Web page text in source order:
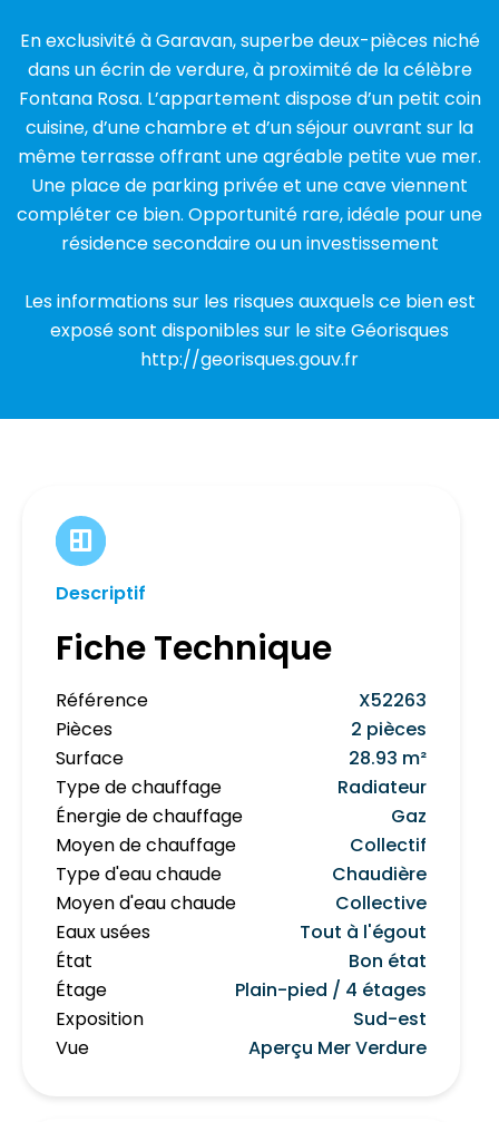
En exclusivité à Garavan, superbe deux-pièces niché
dans un écrin de verdure, à proximité de la célèbre
Fontana Rosa. L’appartement dispose d’un petit coin
cuisine, d’une chambre et d’un séjour ouvrant sur la
même terrasse offrant une agréable petite vue mer.
Une place de parking privée et une cave viennent
compléter ce bien. Opportunité rare, idéale pour une
résidence secondaire ou un investissement
Les informations sur les risques auxquels ce bien est
exposé sont disponibles sur le site Géorisques
http://georisques.gouv.fr
Descriptif
Fiche Technique
Référence
X52263
Pièces
2 pièces
Surface
28.93 m²
Type de chauffage
Radiateur
Énergie de chauffage
Gaz
Moyen de chauffage
Collectif
Type d'eau chaude
Chaudière
Moyen d'eau chaude
Collective
Eaux usées
Tout à l'égout
État
Bon état
Étage
Plain-pied / 4 étages
Exposition
Sud-est
Vue
Aperçu Mer Verdure